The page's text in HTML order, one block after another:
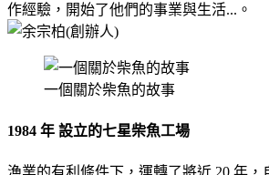
作經驗，開始了他們的事業與生活...。
一個關於柴魚的故事
1984 年 設立的七星柴魚工場